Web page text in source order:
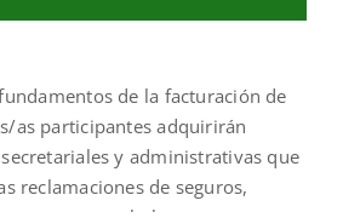
de la facturación de
as participantes adquirirán
y administrativas que
reclamaciones de seguros,